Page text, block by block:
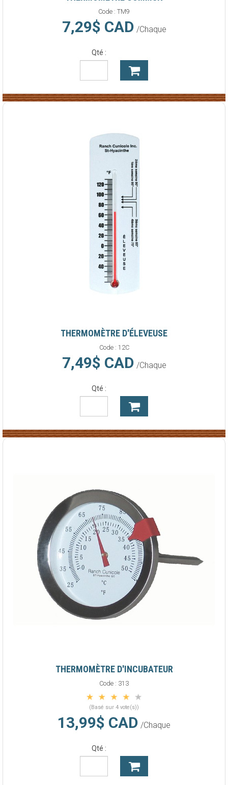
Code : TM9
7,29$ CAD /Chaque
Qté :
THERMOMÈTRE D'ÉLEVEUSE
Code : 12C
7,49$ CAD /Chaque
Qté :
THERMOMÈTRE D'INCUBATEUR
Code : 313
(Basé sur 4 vote(s))
13,99$ CAD /Chaque
Qté :